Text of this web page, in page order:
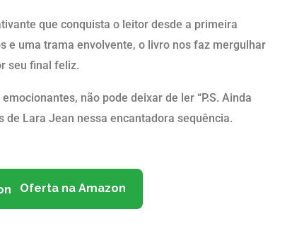
que conquista o leitor desde a primeira
e uma trama envolvente, o livro nos faz mergulhar
seu final feliz.
não pode deixar de ler “P.S. Ainda
de Lara Jean nessa encantadora sequência.
Oferta na Amazon